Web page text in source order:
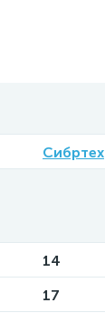
Сибртех
14
17